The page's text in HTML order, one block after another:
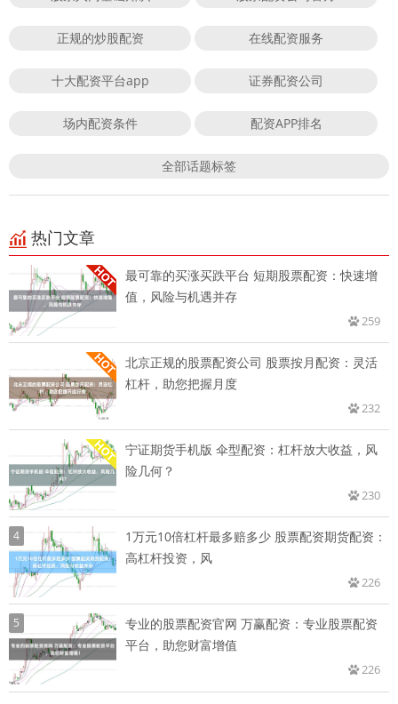
正规的炒股配资 在线配资服务
十大配资平台app 证券配资公司
场内配资条件 配资APP排名
全部话题标签
热门文章
最可靠的买涨买跌平台 短期股票配资：快速增
值，风险与机遇并存
259
北京正规的股票配资公司 股票按月配资：灵活
杠杆，助您把握月度
232
宁证期货手机版 伞型配资：杠杆放大收益，风
险几何？
230
4
1万元10倍杠杆最多赔多少 股票配资期货配资：
高杠杆投资，风
226
5
专业的股票配资官网 万赢配资：专业股票配资
平台，助您财富增值
226